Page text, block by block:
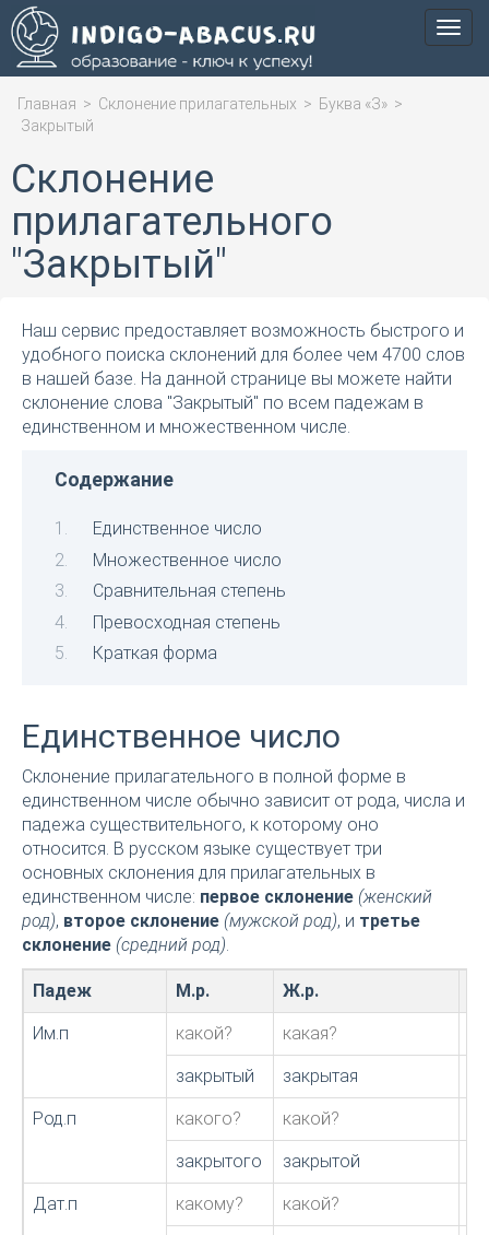
Меню
Главная > Склонение прилагательных > Буква «З» >
Закрытый
Склонение
прилагательного
"Закрытый"
Наш сервис предоставляет возможность быстрого и
удобного поиска склонений для более чем 4700 слов
в нашей базе. На данной странице вы можете найти
склонение слова "Закрытый" по всем падежам в
единственном и множественном числе.
Содержание
Единственное число
Множественное число
Сравнительная степень
Превосходная степень
Краткая форма
Единственное число
Склонение прилагательного в полной форме в
единственном числе обычно зависит от рода, числа и
падежа существительного, к которому оно
относится. В русском языке существует три
основных склонения для прилагательных в
единственном числе: первое склонение (женский
род), второе склонение (мужской род), и третье
склонение (средний род).
Падеж М.р. Ж.р.
Им.п какой? какая?
закрытый закрытая
Род.п какого? какой?
закрытого закрытой
Дат.п какому? какой?